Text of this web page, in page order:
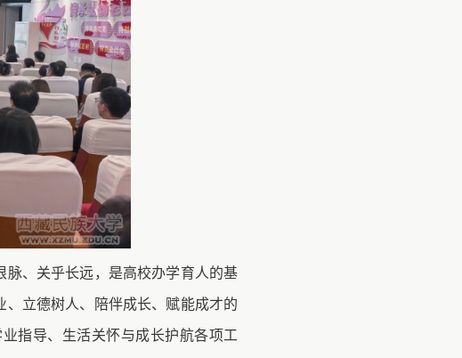
、关乎长远，是高校办学育人的基
立德树人、陪伴成长、赋能成才的
指导、生活关怀与成长护航各项工